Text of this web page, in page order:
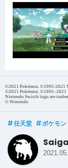
©2021 Pokémon. ©1995-2021
©2021 Pokémon. ©1995–2021
Nintendo Switch logo are
© Nintendo
任天堂 ポケモン